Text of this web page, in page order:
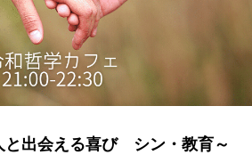
と出会える喜び シン・教育～